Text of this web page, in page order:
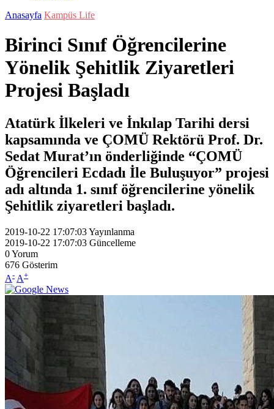
Anasayfa Kampüs Life
Birinci Sınıf Öğrencilerine
Yönelik Şehitlik Ziyaretleri
Projesi Başladı
Atatürk İlkeleri ve İnkılap Tarihi dersi
kapsamında ve ÇOMÜ Rektörü Prof. Dr.
Sedat Murat’ın önderliğinde “ÇOMÜ
Öğrencileri Ecdadı İle Buluşuyor” projesi
adı altında 1. sınıf öğrencilerine yönelik
Şehitlik ziyaretleri başladı.
2019-10-22 17:07:03Yayınlanma
2019-10-22 17:07:03 Güncelleme
0Yorum
676 Gösterim
A- A+